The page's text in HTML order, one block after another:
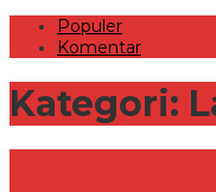
Populer
Komentar
Kategori: